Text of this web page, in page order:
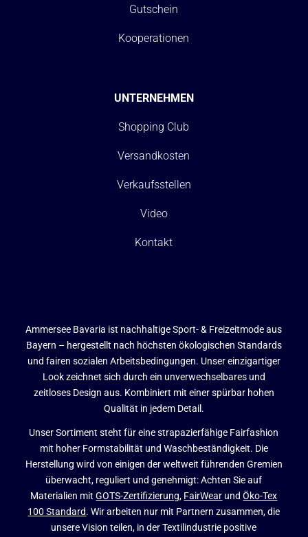
Gutschein
Kooperationen
UNTERNEHMEN
Shopping Club
Versandkosten
Verkaufsstellen
Video
Kontakt
Ammersee Bavaria ist nachhaltige Sport- & Freizeitmode aus
Bayern – hergestellt nach höchsten ökologischen Standards
und fairen sozialen Arbeitsbedingungen. Unser einzigartiger
Look zeichnet sich durch ein unverwechselbares und
zeitloses Design aus. Kombiniert mit einer spürbar hohen
Qualität in jedem Detail.
Unser Sortiment steht für eine strapazierfähige Fairfashion
mit hoher Formstabilität und Waschbeständigkeit. Die
Herstellung wird von einigen der weltweit führenden Gremien
überwacht, reguliert und genehmigt: Achten Sie auf
Materialien mitGOTS-Zertifizierung, FairWear undÖko-Tex
100 Standard. Wir arbeiten nur mit Partnern zusammen, die
unsere Vision teilen, in der Textilindustrie positive